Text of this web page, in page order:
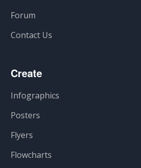
Forum
Contact Us
Create
Infographics
Posters
Flyers
Flowcharts